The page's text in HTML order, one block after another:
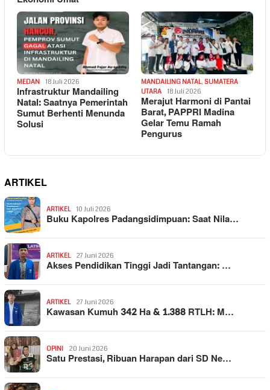
MEDAN 18 Juli 2026
Infrastruktur Mandailing
Natal: Saatnya Pemerintah
Sumut Berhenti Menunda
Solusi
MANDAILING NATAL, SUMATERA
UTARA
18 Juli 2026
Merajut Harmoni di Pantai
Barat, PAPPRI Madina
Gelar Temu Ramah
Pengurus
ARTIKEL
ARTIKEL 10 Juli 2026
Buku Kapolres Padangsidimpuan: Saat Nila…
ARTIKEL 27 Juni 2026
Akses Pendidikan Tinggi Jadi Tantangan: …
ARTIKEL 27 Juni 2026
Kawasan Kumuh 342 Ha & 1.388 RTLH: M…
OPINI 20 Juni 2026
Satu Prestasi, Ribuan Harapan dari SD Ne…